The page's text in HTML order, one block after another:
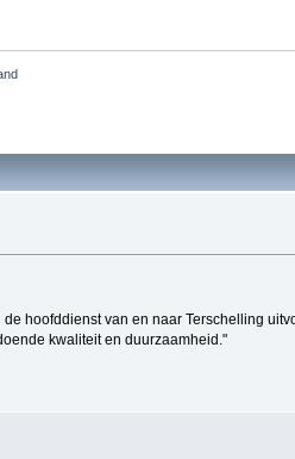
hoofddienst van en naar Terschelling
kwaliteit en duurzaamheid."